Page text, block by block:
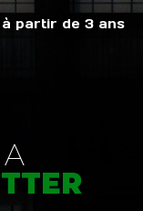
partir de 3 ans